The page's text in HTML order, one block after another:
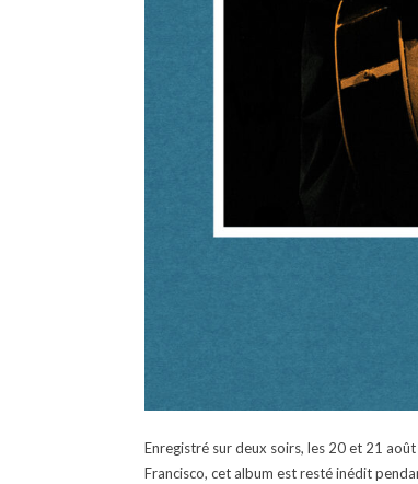
Enregistré sur deux soirs, les 20 et 21
Francisco, cet album est resté inédit